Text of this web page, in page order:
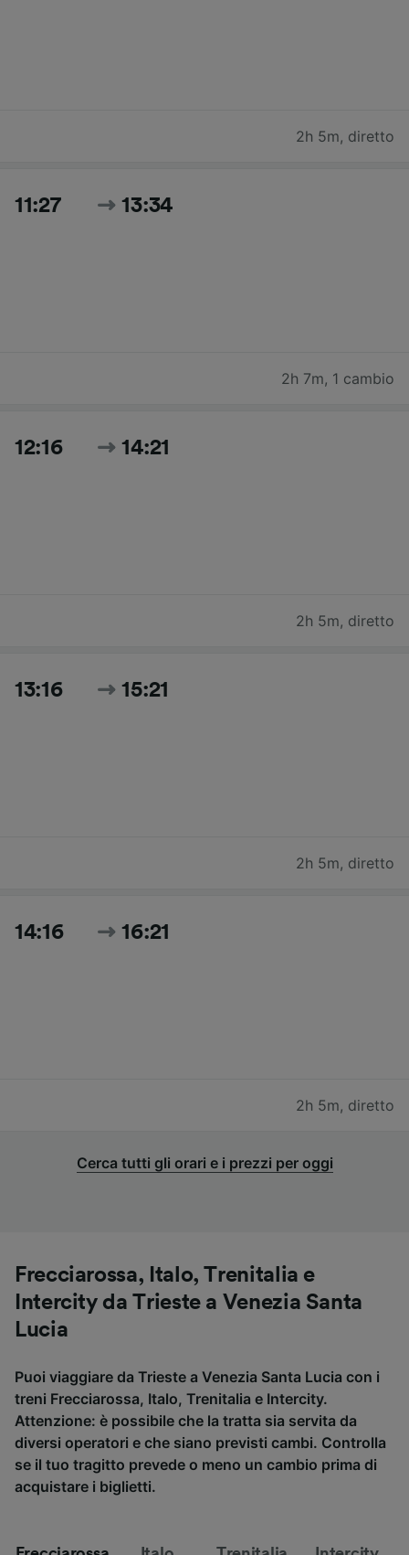
2h 5m, diretto
11:27 13:34
2h 7m, 1 cambio
12:16 14:21
2h 5m, diretto
13:16 15:21
2h 5m, diretto
14:16 16:21
2h 5m, diretto
Cerca tutti gli orari e i prezzi per oggi
Frecciarossa, Italo, Trenitalia e
Intercity da Trieste a Venezia Santa
Lucia
Puoi viaggiare da Trieste a Venezia Santa Lucia con i
treni Frecciarossa, Italo, Trenitalia e Intercity.
Attenzione: è possibile che la tratta sia servita da
diversi operatori e che siano previsti cambi. Controlla
se il tuo tragitto prevede o meno un cambio prima di
acquistare i biglietti.